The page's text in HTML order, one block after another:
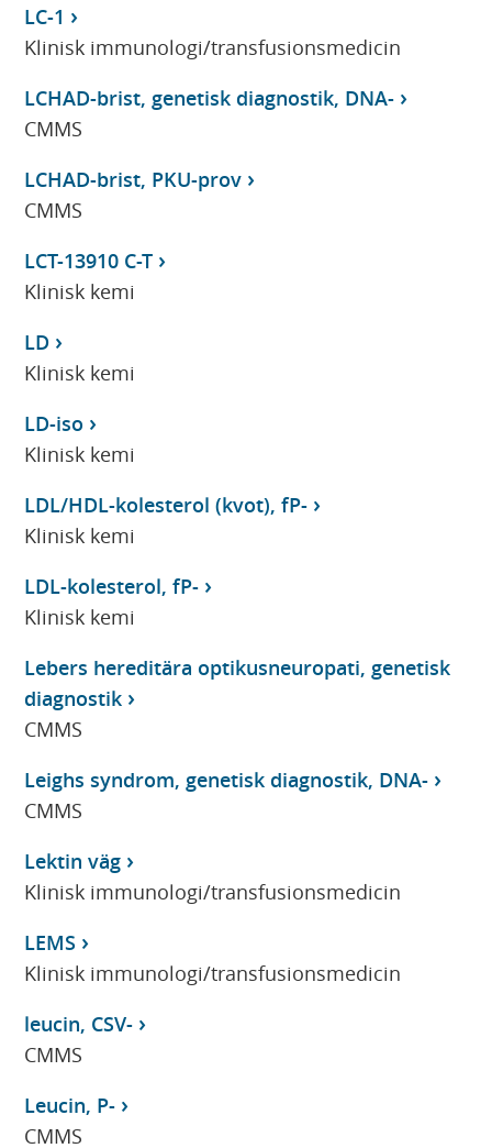
LC-1
Klinisk immunologi/transfusionsmedicin
LCHAD-brist, genetisk diagnostik, DNA-
CMMS
LCHAD-brist, PKU-prov
CMMS
LCT-13910 C-T
Klinisk kemi
LD
Klinisk kemi
LD-iso
Klinisk kemi
LDL/HDL-kolesterol (kvot), fP-
Klinisk kemi
LDL-kolesterol, fP-
Klinisk kemi
Lebers hereditära optikusneuropati, genetisk
diagnostik
CMMS
Leighs syndrom, genetisk diagnostik, DNA-
CMMS
Lektin väg
Klinisk immunologi/transfusionsmedicin
LEMS
Klinisk immunologi/transfusionsmedicin
leucin, CSV-
CMMS
Leucin, P-
CMMS